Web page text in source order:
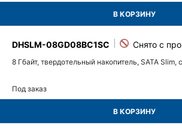
В КОРЗИНУ
DHSLM-08GD08BC1SC
8 Гбайт, твердотельный накопитель, SATA Slim,
Под заказ
В КОРЗИНУ